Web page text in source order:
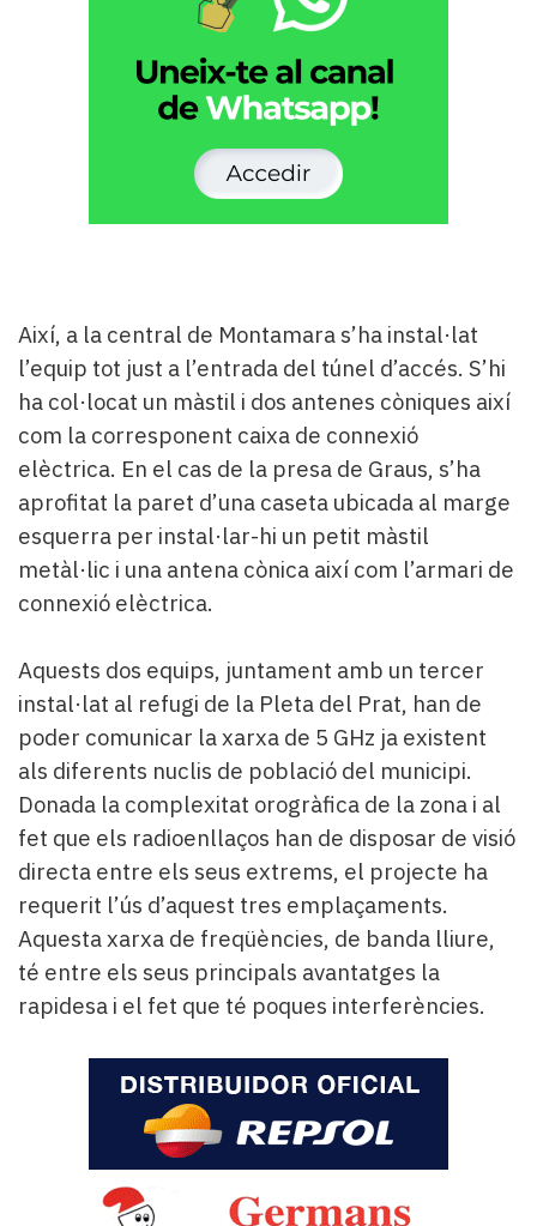
Així, a la central de Montamara s’ha instal·lat
l’equip tot just a l’entrada del túnel d’accés. S’hi
ha col·locat un màstil i dos antenes còniques així
com la corresponent caixa de connexió
elèctrica. En el cas de la presa de Graus, s’ha
aprofitat la paret d’una caseta ubicada al marge
esquerra per instal·lar-hi un petit màstil
metàl·lic i una antena cònica així com l’armari de
connexió elèctrica.
Aquests dos equips, juntament amb un tercer
instal·lat al refugi de la Pleta del Prat, han de
poder comunicar la xarxa de 5 GHz ja existent
als diferents nuclis de població del municipi.
Donada la complexitat orogràfica de la zona i al
fet que els radioenllaços han de disposar de visió
directa entre els seus extrems, el projecte ha
requerit l’ús d’aquest tres emplaçaments.
Aquesta xarxa de freqüències, de banda lliure,
té entre els seus principals avantatges la
rapidesa i el fet que té poques interferències.